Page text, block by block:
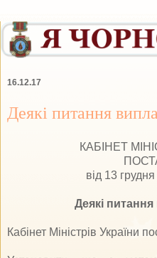
16.12.17
Деякі питання
КАБІНЕТ
від 13
Деякі
Кабінет Міністрів України